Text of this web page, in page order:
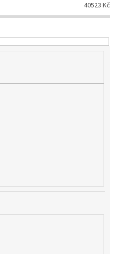
40523 Kč